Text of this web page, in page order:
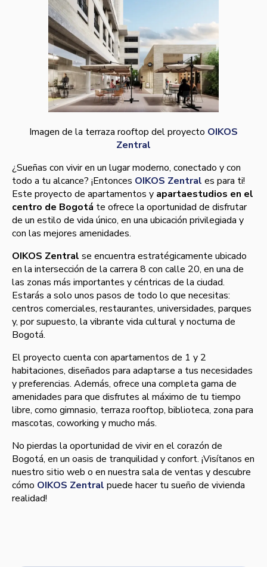
Imagen de la terraza rooftop del proyecto OIKOS
Zentral
¿Sueñas con vivir en un lugar moderno, conectado y con
todo a tu alcance? ¡Entonces OIKOS Zentral es para ti!
Este proyecto de apartamentos y apartaestudios en el
centro de Bogotá te ofrece la oportunidad de disfrutar
de un estilo de vida único, en una ubicación privilegiada y
con las mejores amenidades.
OIKOS Zentral se encuentra estratégicamente ubicado
en la intersección de la carrera 8 con calle 20, en una de
las zonas más importantes y céntricas de la ciudad.
Estarás a solo unos pasos de todo lo que necesitas:
centros comerciales, restaurantes, universidades, parques
y, por supuesto, la vibrante vida cultural y nocturna de
Bogotá.
El proyecto cuenta con apartamentos de 1 y 2
habitaciones, diseñados para adaptarse a tus necesidades
y preferencias. Además, ofrece una completa gama de
amenidades para que disfrutes al máximo de tu tiempo
libre, como gimnasio, terraza rooftop, biblioteca, zona para
mascotas, coworking y mucho más.
No pierdas la oportunidad de vivir en el corazón de
Bogotá, en un oasis de tranquilidad y confort. ¡Visítanos en
nuestro sitio web o en nuestra sala de ventas y descubre
cómo OIKOS Zentral puede hacer tu sueño de vivienda
realidad!